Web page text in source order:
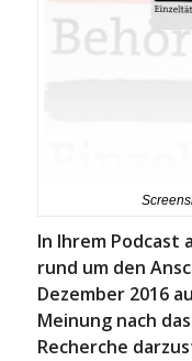
In Ihrem Podcast
rund um den
Dezember 2016
Meinung nach
Recherche